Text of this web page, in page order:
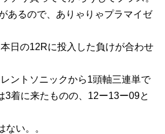
あるので、ありゃりゃプラマイゼ
日の12Rに投入した負けが合わせ
ントソニックから1頭軸三連単で
3着に来たものの、12ー13ー09と
ない。。